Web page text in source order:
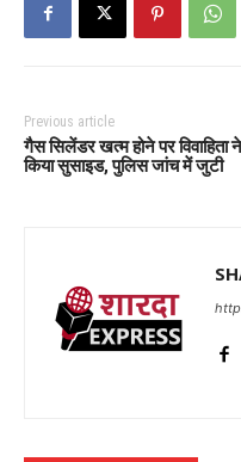
Previous article
गैस सिलेंडर खत्म होने पर विवाहिता ने
किया सुसाइड, पुलिस जांच में जुटी